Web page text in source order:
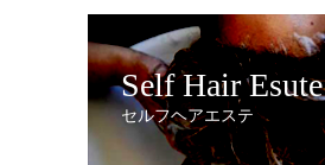
Self Hair Esute
セルフヘアエステ